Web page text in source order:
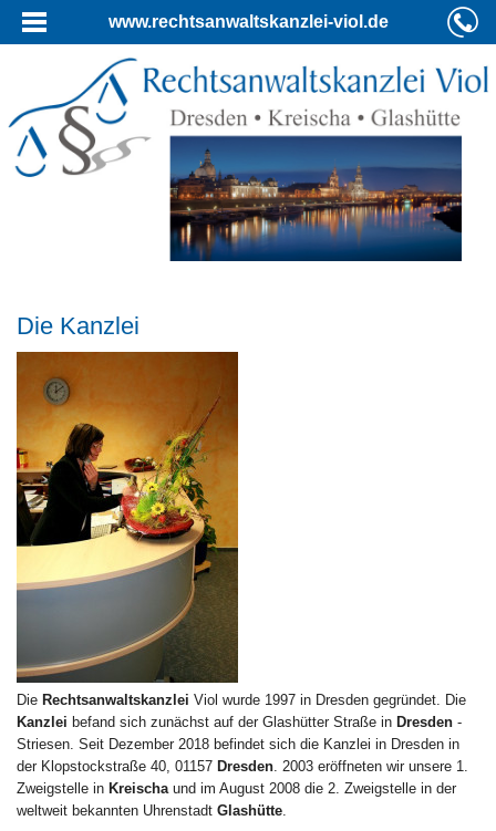
www.rechtsanwaltskanzlei-viol.de
Die Kanzlei
Die Rechtsanwaltskanzlei Viol wurde 1997 in Dresden gegründet. Die
Kanzlei befand sich zunächst auf der Glashütter Straße in Dresden -
Striesen. Seit Dezember 2018 befindet sich die Kanzlei in Dresden in
der Klopstockstraße 40, 01157 Dresden . 2003 eröffneten wir unsere 1.
Zweigstelle in Kreischa und im August 2008 die 2. Zweigstelle in der
weltweit bekannten Uhrenstadt Glashütte